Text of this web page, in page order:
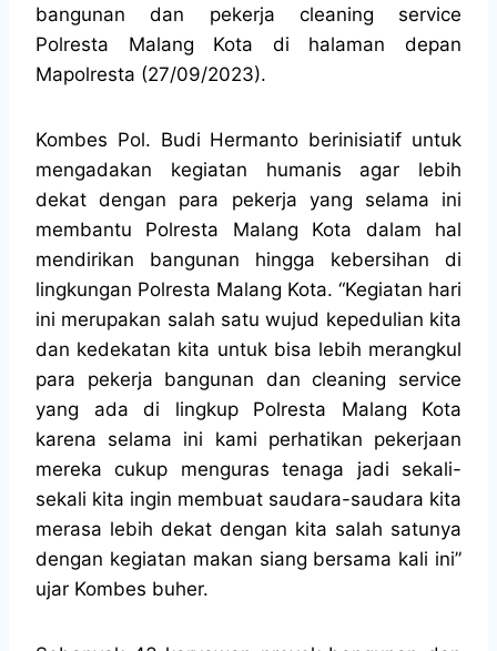
bangunan dan pekerja cleaning service
Polresta Malang Kota di halaman depan
Mapolresta (27/09/2023).
Kombes Pol. Budi Hermanto berinisiatif untuk
mengadakan kegiatan humanis agar lebih
dekat dengan para pekerja yang selama ini
membantu Polresta Malang Kota dalam hal
mendirikan bangunan hingga kebersihan di
lingkungan Polresta Malang Kota. “Kegiatan hari
ini merupakan salah satu wujud kepedulian kita
dan kedekatan kita untuk bisa lebih merangkul
para pekerja bangunan dan cleaning service
yang ada di lingkup Polresta Malang Kota
karena selama ini kami perhatikan pekerjaan
mereka cukup menguras tenaga jadi sekali-
sekali kita ingin membuat saudara-saudara kita
merasa lebih dekat dengan kita salah satunya
dengan kegiatan makan siang bersama kali ini”
ujar Kombes buher.